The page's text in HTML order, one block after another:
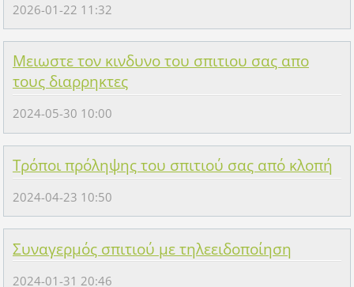
2026-01-22 11:32
Μειωστε τον κινδυνο του σπιτιου σας απο
τους διαρρηκτες
2024-05-30 10:00
Τρόποι πρόληψης του σπιτιού σας από κλοπή
2024-04-23 10:50
Συναγερμός σπιτιού με τηλεειδοποίηση
2024-01-31 20:46